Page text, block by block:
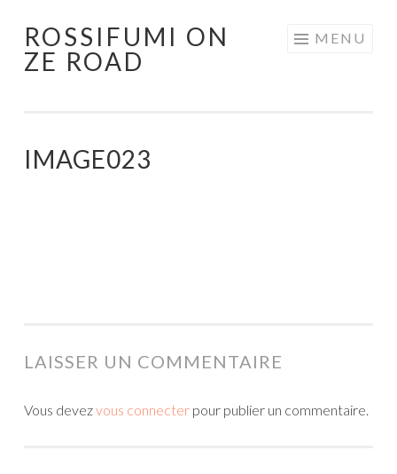
Aller
au
ROSSIFUMI ON
ZE ROAD
MENU
IMAGE023
LAISSER UN COMMENTAIRE
Vous devezvous connecter pour publier un commentaire.